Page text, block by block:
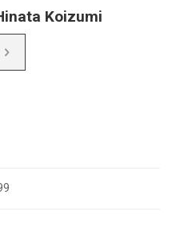
Koizumi